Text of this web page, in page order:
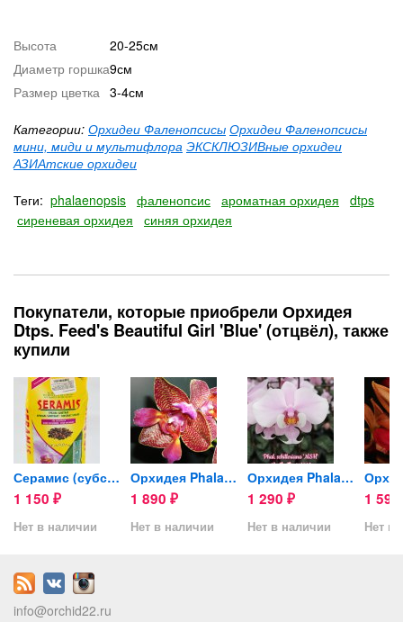
Высота
20-25см
Диаметр горшка9см
Размер цветка 3-4см
Категории: Орхидеи Фаленопсисы Орхидеи Фаленопсисы
мини, миди и мультифлора ЭКСКЛЮЗИВные орхидеи
АЗИАтские орхидеи
Теги: phalaenopsis фаленопсис ароматная орхидея
dtps
сиреневая орхидея
синяя орхидея
Покупатели, которые приобрели Орхидея
Dtps. Feed's Beautiful Girl 'Blue' (отцвёл), также
купили
Серамис (субстрат для орхидей)
1 150 ₽
Нет в наличии
Орхидея Phalaenopsis Joy...
1 890 ₽
Нет в наличии
Орхидея Phalaenopsis...
1 290 ₽
Нет в наличии
1 590
Нет в
info@orchid22.ru